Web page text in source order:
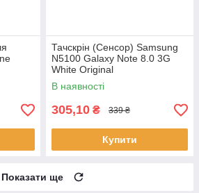
Тачскрін (Сенсор) Samsung
N5100 Galaxy Note 8.0 3G
White Original
В наявності
305,10 ₴ 339 ₴
Купити
Показати ще